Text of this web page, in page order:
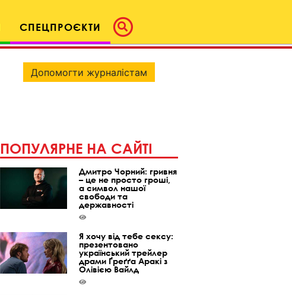
СПЕЦПРОЄКТИ
Допомогти журналістам
ПОПУЛЯРНЕ НА САЙТІ
Дмитро Чорний: гривня
– це не просто гроші,
а символ нашої
свободи та
державності
Я хочу від тебе сексу:
презентовано
український трейлер
драми Ґреґґа Аракі з
Олівією Вайлд